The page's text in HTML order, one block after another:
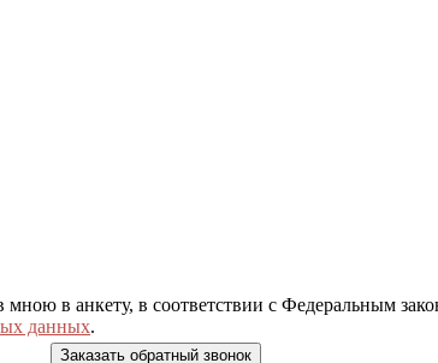
в анкету, в соответствии с Федеральным
данных.